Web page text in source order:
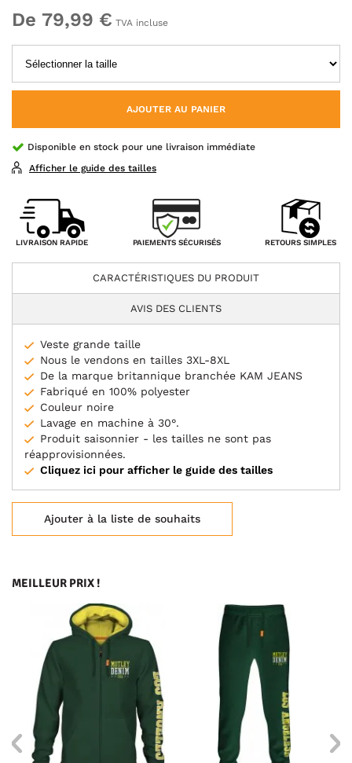
De 79,99 € TVA incluse
AJOUTER AU PANIER
Disponible en stock pour une livraison immédiate
Afficher le guide des tailles
LIVRAISON RAPIDE PAIEMENTS SÉCURISÉS RETOURS SIMPLES
CARACTÉRISTIQUES DU PRODUIT
AVIS DES CLIENTS
Veste grande taille
Nous le vendons en tailles 3XL-8XL
De la marque britannique branchée KAM JEANS
Fabriqué en 100% polyester
Couleur noire
Lavage en machine à 30°.
Produit saisonnier - les tailles ne sont pas
réapprovisionnées.
Cliquez ici pour afficher le guide des tailles
Ajouter à la liste de souhaits
MEILLEUR PRIX !